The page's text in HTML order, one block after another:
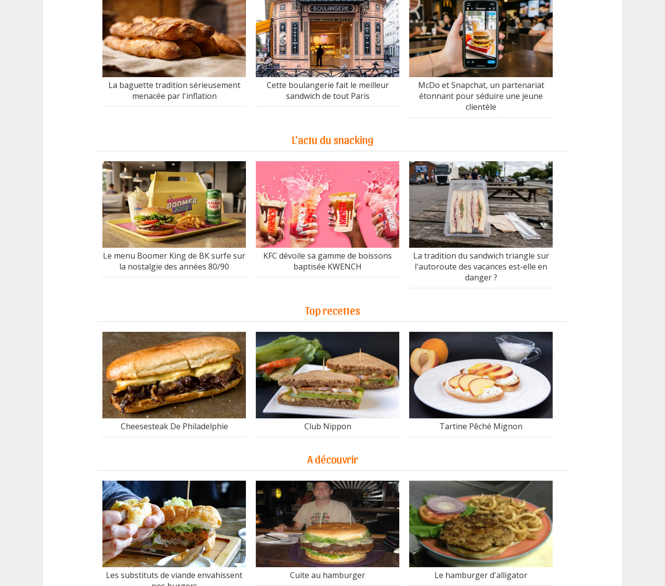
La baguette tradition sérieusement
menacée par l'inflation
Cette boulangerie fait le meilleur
sandwich de tout Paris
McDo et Snapchat, un partenariat
étonnant pour séduire une jeune
clientèle
L'actu du snacking
Le menu Boomer King de BK surfe sur
la nostalgie des années 80/90
KFC dévoile sa gamme de boissons
baptisée KWENCH
La tradition du sandwich triangle sur
l'autoroute des vacances est-elle en
danger ?
Top recettes
Cheesesteak De Philadelphie Club Nippon Tartine Pêché Mignon
A découvrir
Les substituts de viande envahissent
Cuite au hamburger Le hamburger d'alligator